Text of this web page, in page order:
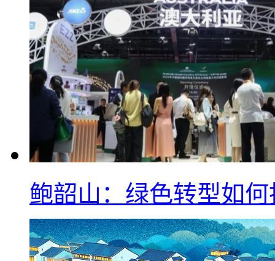
鲍韶山：绿色转型如